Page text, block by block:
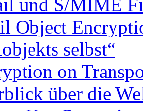
und S/MIME
Object
selbst“
on
über die